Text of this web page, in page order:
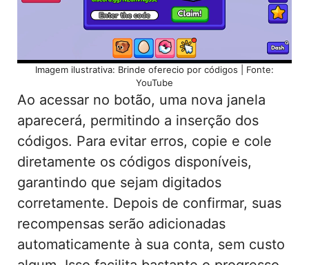
Imagem ilustrativa: Brinde oferecio por códigos | Fonte:
YouTube
Ao acessar no botão, uma nova janela
aparecerá, permitindo a inserção dos
códigos. Para evitar erros, copie e cole
diretamente os códigos disponíveis,
garantindo que sejam digitados
corretamente. Depois de confirmar, suas
recompensas serão adicionadas
automaticamente à sua conta, sem custo